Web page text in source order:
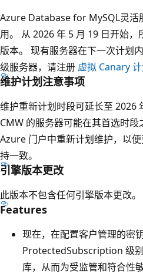
Azure Database for MySQL灵活
用。 从 2026 年 5 月 19 日开始
版本。 现有服务器在下一次计划
级服务器，请注册 虚拟 Canary
维护计划注意事项
维护重新计划时段可延长至 2026
CMW 的服务器可能在其首选时
Azure 门户中重新计划维护，以
持一致。
引擎版本更改
此版本不包含任何引擎版本更改。
Features
现在，在配置客户管理的密
ProtectedSubscription 级
库，从而为受监管和符合性